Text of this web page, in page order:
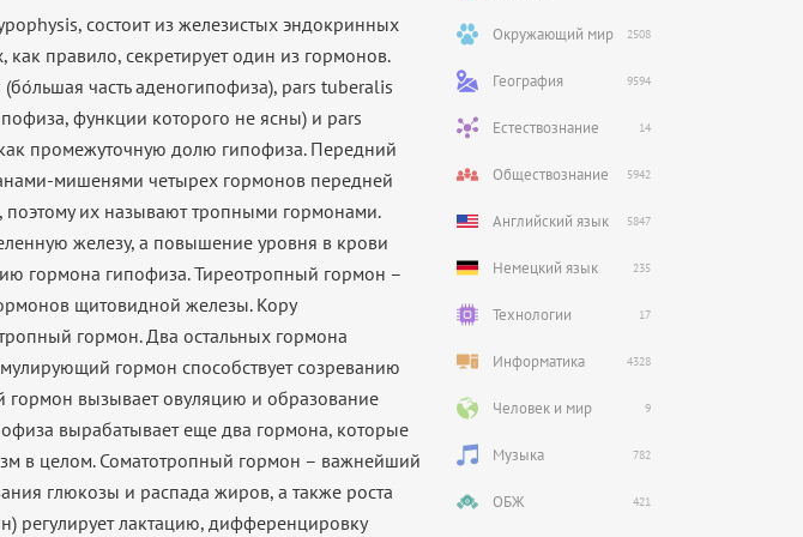
состоит из железистых эндокринных
правило, секретирует один из гормонов.
часть аденогипофиза), pars tuberalis
функции которого не ясны) и pars
промежуточную долю гипофиза. Передний
мишенями четырех гормонов передней
их называют тропными гормонами.
железу, а повышение уровня в крови
гормона гипофиза. Тиреотропный гормон –
щитовидной железы. Кору
гормон. Два остальных гормона
гормон способствует созреванию
вызывает овуляцию и образование
вырабатывает еще два гормона, которые
в целом. Соматотропный гормон – важнейший
глюкозы и распада жиров, а также роста
регулирует лактацию, дифференцировку
Окружающий мир 2508
География 9594
Естествознание 14
Обществознание 5942
Английский язык 5847
Немецкий язык 235
Технологии 17
Информатика 4328
Человек и мир 9
Музыка 782
ОБЖ 421